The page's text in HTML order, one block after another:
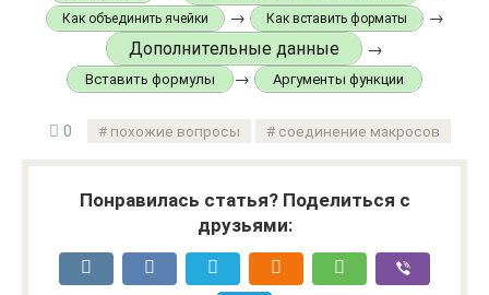
Как объединить ячейки → Как вставить форматы →
Дополнительные данные →
Вставить формулы → Аргументы функции
0 похожие вопросы соединение макросов
Понравилась статья? Поделиться с
друзьями: